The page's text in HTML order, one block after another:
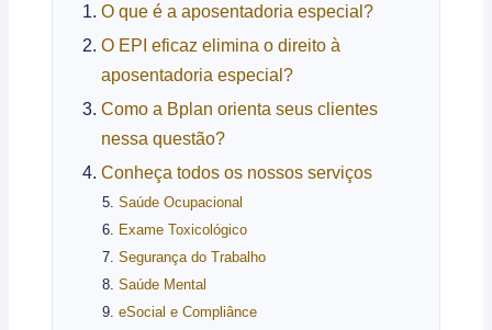
O que é a aposentadoria especial?
O EPI eficaz elimina o direito à
aposentadoria especial?
Como a Bplan orienta seus clientes
nessa questão?
Conheça todos os nossos serviços
Saúde Ocupacional
Exame Toxicológico
Segurança do Trabalho
Saúde Mental
eSocial e Compliânce